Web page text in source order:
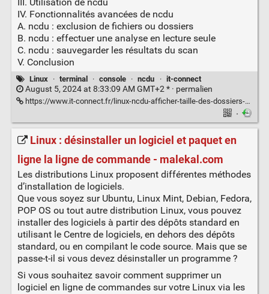
IV. Fonctionnalités avancées de ncdu
A. ncdu : exclusion de fichiers ou dossiers
B. ncdu : effectuer une analyse en lecture seule
C. ncdu : sauvegarder les résultats du scan
V. Conclusion
Linux · terminal · console · ncdu · it-connect
August 5, 2024 at 8:33:09 AM GMT+2 * · permalien
https://www.it-connect.fr/linux-ncdu-afficher-taille-des-dossiers-en-console/
·
Linux : désinstaller un logiciel et paquet en
ligne la ligne de commande - malekal.com
Les distributions Linux proposent différentes méthodes
d’installation de logiciels.
Que vous soyez sur Ubuntu, Linux Mint, Debian, Fedora,
POP OS ou tout autre distribution Linux, vous pouvez
installer des logiciels à partir des dépôts standard en
utilisant le Centre de logiciels, en dehors des dépôts
standard, ou en compilant le code source. Mais que se
passe-t-il si vous devez désinstaller un programme ?
Si vous souhaitez savoir comment supprimer un
logiciel en ligne de commandes sur votre Linux via les